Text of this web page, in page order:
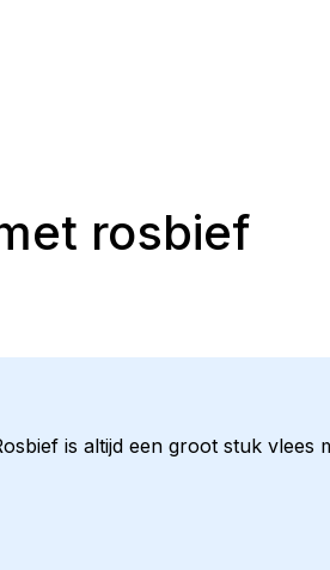
rosbief
is altijd een groot stuk vlees